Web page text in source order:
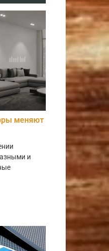
меняют
и